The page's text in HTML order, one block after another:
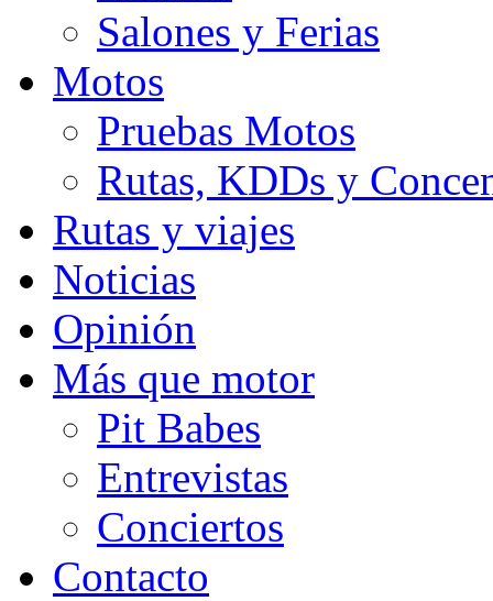
Salones y Ferias
Motos
Pruebas Motos
Rutas, KDDs y
Rutas y viajes
Noticias
Opinión
Más que motor
Pit Babes
Entrevistas
Conciertos
Contacto